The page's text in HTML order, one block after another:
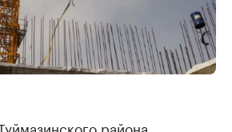
района